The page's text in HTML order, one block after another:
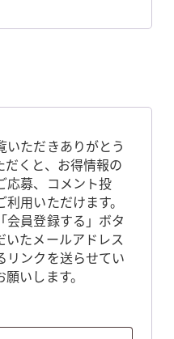
いただきありがとう
くと、お得情報の
応募、コメント投
用いただけます。
会員登録する」ボタ
いたメールアドレス
リンクを送らせてい
いします。